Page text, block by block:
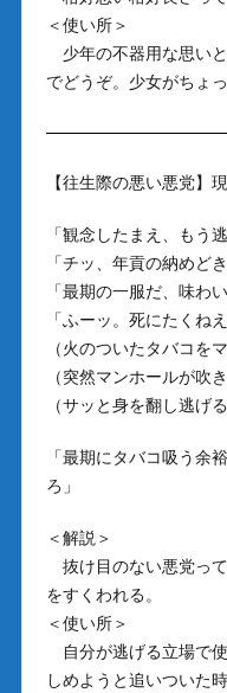
＜使い所＞
少年の不器用な思い
でどうぞ。少女がちょ
【往生際の悪い悪党】
「観念したまえ、もう
「チッ、年貢の納めど
「最期の一服だ、味わ
「ふーッ。死にたくねえ
（火のついたタバコを
（突然マンホールが吹
（サッと身を翻し逃げる
「最期にタバコ吸う余
ろ」
＜解説＞
抜け目のない悪党っ
をすくわれる。
＜使い所＞
自分が逃げる立場で
しめようと追いついた